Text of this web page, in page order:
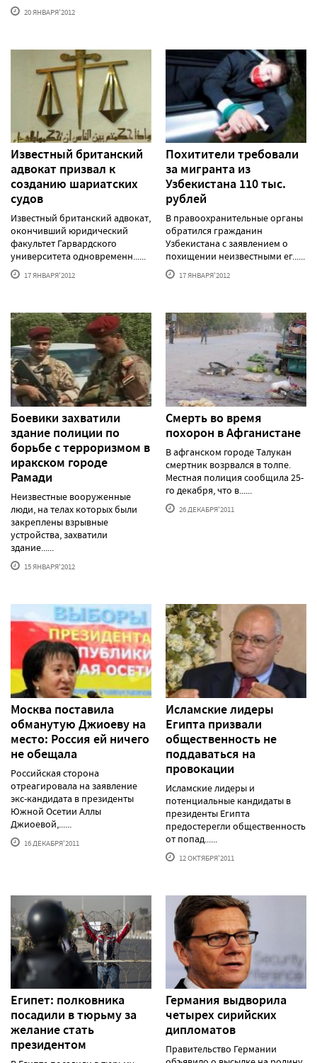
20 ЯНВАРЯ'2012
Известный британский
адвокат призвал к
созданию шариатских
судов
Известный британский адвокат,
окончивший юридический
факультет Гарвардского
университета одновременн......
17 ЯНВАРЯ'2012
Похитители требовали
за мигранта из
Узбекистана 110 тыс.
рублей
В правоохранительные органы
обратился гражданин
Узбекистана с заявлением о
похищении неизвестными ег......
17 ЯНВАРЯ'2012
Боевики захватили
здание полиции по
борьбе с терроризмом в
иракском городе
Рамади
Неизвестные вооруженные
люди, на телах которых были
закреплены взрывные
устройства, захватили
здание......
15 ЯНВАРЯ'2012
Смерть во время
похорон в Афганистане
В афганском городе Талукан
смертник возрвался в толпе.
Местная полиция сообщила 25-
го декабря, что в......
26 ДЕКАБРЯ'2011
Москва поставила
обманутую Джиоеву на
место: Россия ей ничего
не обещала
Российская сторона
отреагировала на заявление
экс-кандидата в президенты
Южной Осетии Аллы
Джиоевой,......
16 ДЕКАБРЯ'2011
Исламские лидеры
Египта призвали
общественность не
поддаваться на
провокации
Исламские лидеры и
потенциальные кандидаты в
президенты Египта
предостерегли общественность
от попад......
12 ОКТЯБРЯ'2011
Египет: полковника
посадили в тюрьму за
желание стать
президентом
Германия выдворила
четырех сирийских
дипломатов
Правительство Германии